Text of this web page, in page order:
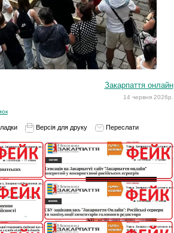
Закарпаття онлайн
14 червня 2026р.
Версія для друку Переслати